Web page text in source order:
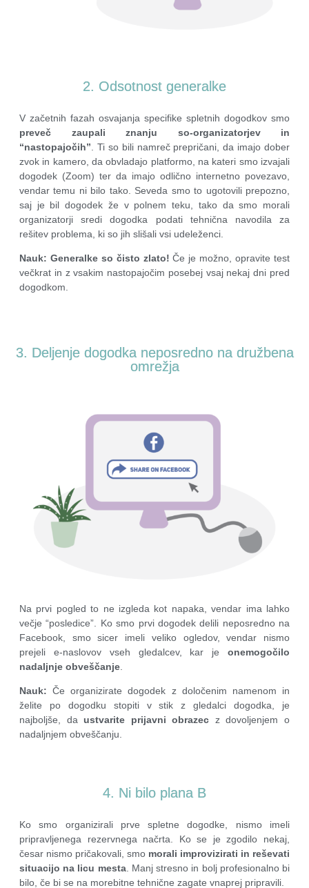
2. Odsotnost generalke
V začetnih fazah osvajanja specifike spletnih dogodkov smo
preveč zaupali znanju so-organizatorjev in
“nastopajočih” . Ti so bili namreč prepričani, da imajo dober
zvok in kamero, da obvladajo platformo, na kateri smo izvajali
dogodek (Zoom) ter da imajo odlično internetno povezavo,
vendar temu ni bilo tako. Seveda smo to ugotovili prepozno,
saj je bil dogodek že v polnem teku, tako da smo morali
organizatorji sredi dogodka podati tehnična navodila za
rešitev problema, ki so jih slišali vsi udeleženci.
Nauk: Generalke so čisto zlato! Če je možno, opravite test
večkrat in z vsakim nastopajočim posebej vsaj nekaj dni pred
dogodkom.
3. Deljenje dogodka neposredno na družbena
omrežja
Na prvi pogled to ne izgleda kot napaka, vendar ima lahko
večje “posledice”. Ko smo prvi dogodek delili neposredno na
Facebook, smo sicer imeli veliko ogledov, vendar nismo
prejeli e-naslovov vseh gledalcev, kar je onemogočilo
nadaljnje obveščanje.
Nauk: Če organizirate dogodek z določenim namenom in
želite po dogodku stopiti v stik z gledalci dogodka, je
najboljše, da ustvarite prijavni obrazec z dovoljenjem o
nadaljnjem obveščanju.
4. Ni bilo plana B
Ko smo organizirali prve spletne dogodke, nismo imeli
pripravljenega rezervnega načrta. Ko se je zgodilo nekaj,
česar nismo pričakovali, smo morali improvizirati in reševati
situacijo na licu mesta. Manj stresno in bolj profesionalno bi
bilo, če bi se na morebitne tehnične zagate vnaprej pripravili.